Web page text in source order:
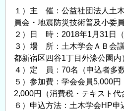
料
オ
ン
ラ
イ
ン
講
１）主 催：公益社団法人土
員会・地震防災技術普及小委員
２）日 時：2018年1月31日
３）場 所：土木学会ＡＢ会
都新宿区四谷1丁目外濠公園内
４）定 員：70名（申込者多
５）参加費：学会会員5,000
2,000円（消費税・テキスト代
６）申込方法：土木学会HP申